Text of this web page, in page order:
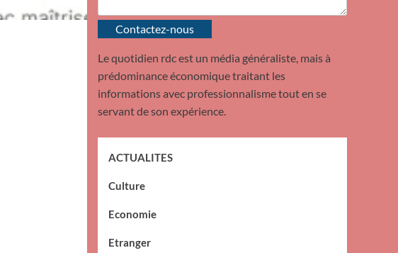
Contactez-nous
Le quotidien rdc est un média généraliste, mais à
prédominance économique traitant les
informations avec professionnalisme tout en se
servant de son expérience.
ACTUALITES
Culture
Economie
Etranger